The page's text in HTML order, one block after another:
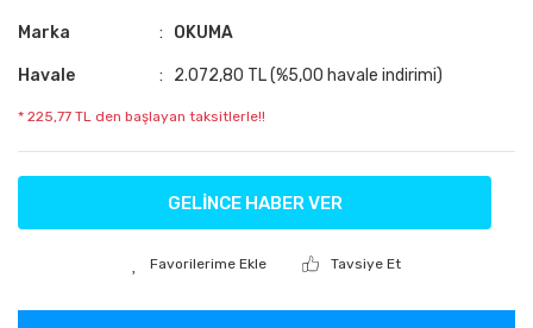
Marka OKUMA
Havale 2.072,80 TL (%5,00 havale indirimi)
* 225,77 TL den başlayan taksitlerle!!
GELİNCE HABER VER
Tavsiye Et